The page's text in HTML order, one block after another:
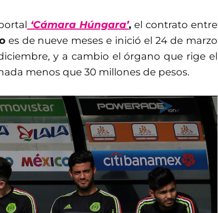
‘Cámara Húngara’, el contrato entre
es de nueve meses e inició el 24 de marzo
y a cambio el órgano que rige el
menos que 30 millones de pesos.